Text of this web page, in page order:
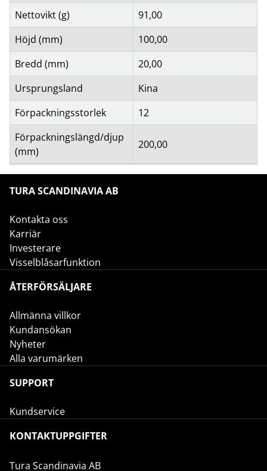
Nettovikt (g)
91,00
Höjd (mm)
100,00
Bredd (mm)
20,00
Ursprungsland
Kina
Förpackningsstorlek
12
Förpackningslängd/djup
(mm)
200,00
TURA SCANDINAVIA AB
Kontakta oss
Karriär
Investerare
Visselblåsarfunktion
ÅTERFÖRSÄLJARE
Allmänna villkor
Kundansökan
Nyheter
Alla varumärken
SUPPORT
Kundservice
KONTAKTUPPGIFTER
Tura Scandinavia AB